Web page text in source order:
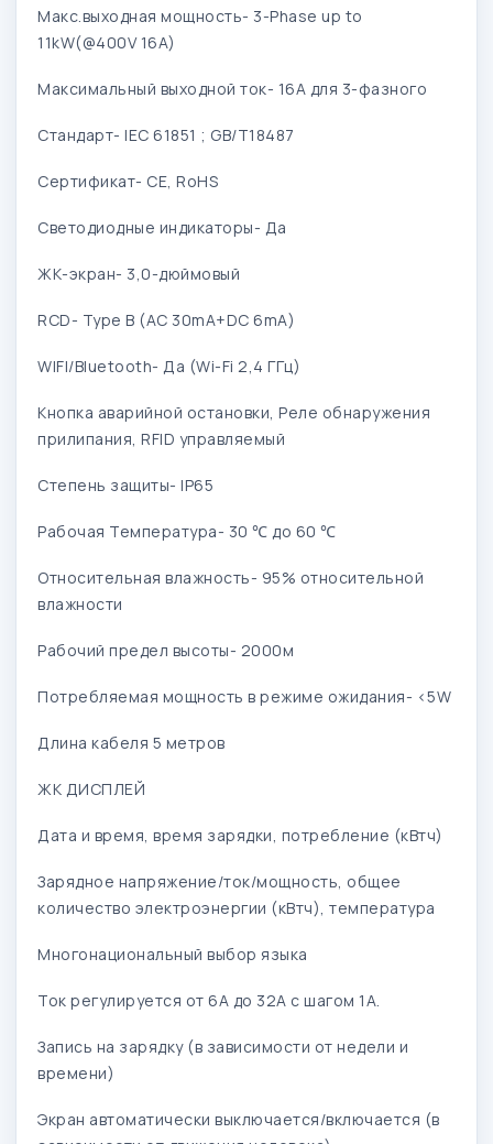
Макс.выходная мощность- 3-Phase up to
11kW(@400V 16A)
Максимальный выходной ток- 16А для 3-фазного
Стандарт- IEC 61851 ; GB/T18487
Сертификат- CE, RoHS
Светодиодные индикаторы- Да
ЖК-экран- 3,0-дюймовый
RCD- Type B (AC 30mA+DC 6mA)
WIFI/Bluetooth- Да (Wi-Fi 2,4 ГГц)
Кнопка аварийной остановки, Реле обнаружения
прилипания, RFID управляемый
Степень защиты- IP65
Рабочая Температура- 30 ℃ до 60 ℃
Относительная влажность- 95% относительной
влажности
Рабочий предел высоты- 2000м
Потребляемая мощность в режиме ожидания- <5W
Длина кабеля 5 метров
ЖК ДИСПЛЕЙ
Дата и время, время зарядки, потребление (кВтч)
Зарядное напряжение/ток/мощность, общее
количество электроэнергии (кВтч), температура
Многонациональный выбор языка
Ток регулируется от 6А до 32А с шагом 1А.
Запись на зарядку (в зависимости от недели и
времени)
Экран автоматически выключается/включается (в